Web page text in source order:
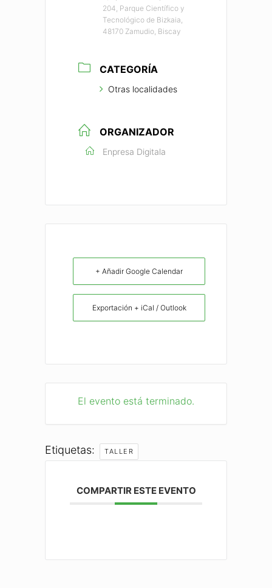
204, Parque Científico y
Tecnológico de Bizkaia,
48170 Zamudio, Biscay
CATEGORÍA
Otras localidades
ORGANIZADOR
Enpresa Digitala
+ Añadir Google Calendar
Exportación + iCal / Outlook
El evento está terminado.
Etiquetas: TALLER
COMPARTIR ESTE EVENTO